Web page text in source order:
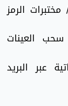
الرمز
العينات
عبر البريد